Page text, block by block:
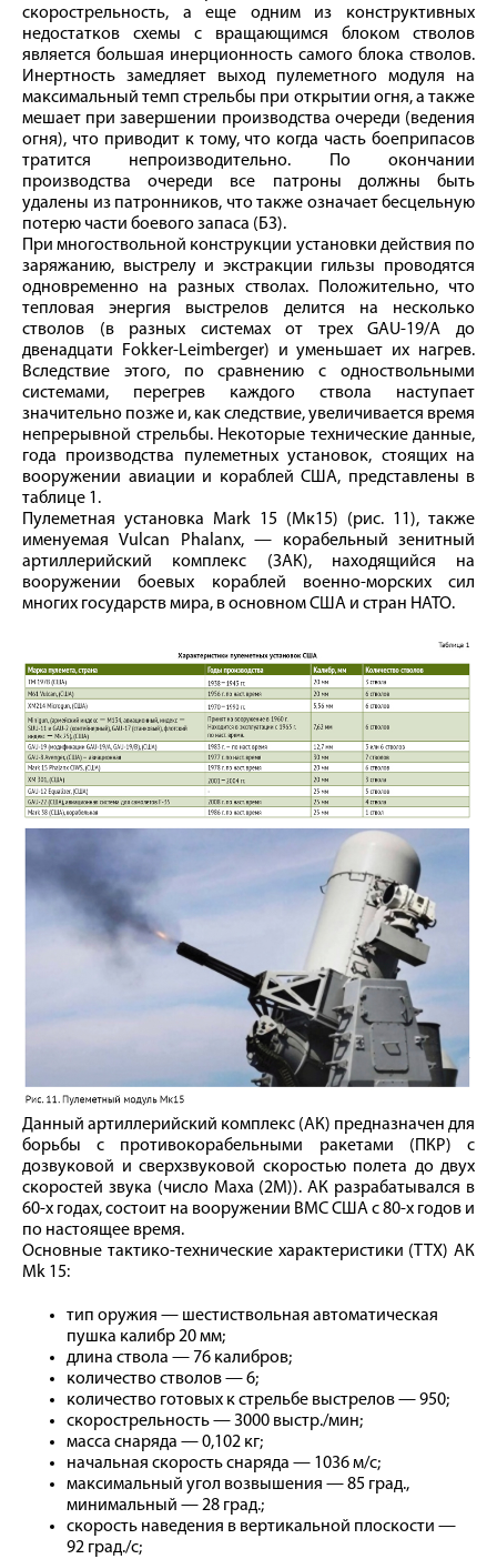
скорострельность, а еще одним из конструктивных
недостатков схемы с вращающимся блоком стволов
является большая инерционность самого блока стволов.
Инертность замедляет выход пулеметного модуля на
максимальный темп стрельбы при открытии огня, а также
мешает при завершении производства очереди (ведения
огня), что приводит к тому, что когда часть боеприпасов
тратится непроизводительно. По окончании
производства очереди все патроны должны быть
удалены из патронников, что также означает бесцельную
потерю части боевого запаса (БЗ).
При многоствольной конструкции установки действия по
заряжанию, выстрелу и экстракции гильзы проводятся
одновременно на разных стволах. Положительно, что
тепловая энергия выстрелов делится на несколько
стволов (в разных системах от трех GAU‑19/A до
двенадцати Fokker-Leimberger) и уменьшает их нагрев.
Вследствие этого, по сравнению с одноствольными
системами, перегрев каждого ствола наступает
значительно позже и, как следствие, увеличивается время
непрерывной стрельбы. Некоторые технические данные,
года производства пулеметных установок, стоящих на
вооружении авиации и кораблей США, представлены в
таблице 1.
Пулеметная установка Mark 15 (Мк15) (рис. 11), также
именуемая Vulcan Phalanx, — корабельный зенитный
артиллерийский комплекс (ЗАК), находящийся на
вооружении боевых кораблей военно-морских сил
многих государств мира, в основном США и стран НАТО.
Данный артиллерийский комплекс (АК) предназначен для
борьбы с противокорабельными ракетами (ПКР) с
дозвуковой и сверхзвуковой скоростью полета до двух
скоростей звука (число Маха (2М)). АК разрабатывался в
60‑х годах, состоит на вооружении ВМС США с 80‑х годов и
по настоящее время.
Основные тактико-технические характеристики (ТТХ) АК
Mk 15:
тип оружия — шестиствольная автоматическая
пушка калибр 20 мм;
длина ствола — 76 калибров;
количество стволов — 6;
количество готовых к стрельбе выстрелов — 950;
скорострельность — 3000 выстр./мин;
масса снаряда — 0,102 кг;
начальная скорость снаряда — 1036 м/с;
максимальный угол возвышения — 85 град.,
минимальный — 28 град.;
скорость наведения в вертикальной плоскости —
92 град./с;